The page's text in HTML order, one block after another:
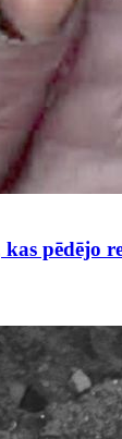
pēdējo